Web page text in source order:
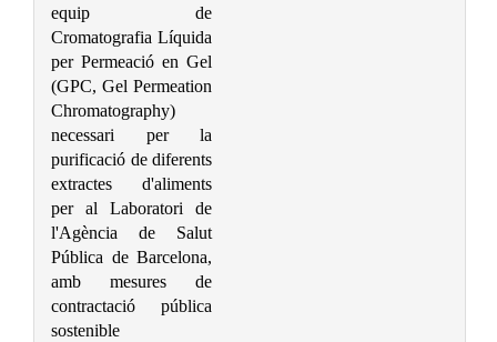
equip de
Cromatografia Líquida
per Permeació en Gel
(GPC, Gel Permeation
Chromatography)
necessari per la
purificació de diferents
extractes d'aliments
per al Laboratori de
l'Agència de Salut
Pública de Barcelona,
amb mesures de
contractació pública
sostenible